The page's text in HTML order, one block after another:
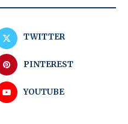
TWITTER
PINTEREST
YOUTUBE